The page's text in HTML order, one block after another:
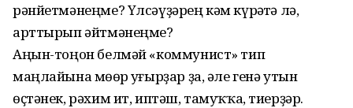
рәнйетмәнеңме? Үлсәүҙә­рең кәм күрһәтһә лә,
арттырып әйт­мәнеңме?
Аңын-тоңон белмәй «коммунист» тип
маңлайына мөһөр һуғырҙар ҙа, әле генә утын
өҫтәнек, рәхим ит, иптәш, тамуҡҡа, тиерҙәр.